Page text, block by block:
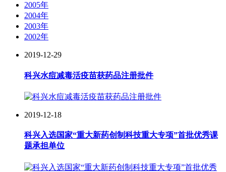
2005年
2004年
2003年
2002年
2019-12-29
科兴水痘减毒活疫苗获药品注册批件
2019-12-18
科兴入选国家“重大新药创制科技重大专项”首批优秀课
题承担单位